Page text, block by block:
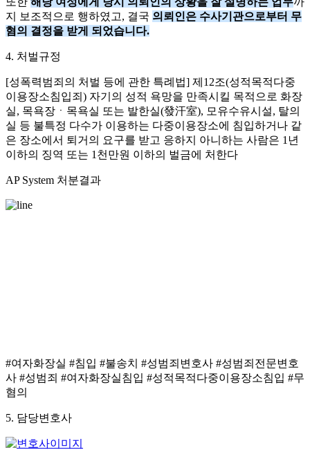
지 보조적으로 행하였고, 결국 의뢰인은 수사기관으로부터 무
혐의 결정을 받게 되었습니다.
4. 처벌규정
[성폭력범죄의 처벌 등에 관한 특례법] 제12조(성적목적다중
이용장소침입죄) 자기의 성적 욕망을 만족시킬 목적으로 화장
실, 목욕장ㆍ목욕실 또는 발한실(發汗室), 모유수유시설, 탈의
실 등 불특정 다수가 이용하는 다중이용장소에 침입하거나 같
은 장소에서 퇴거의 요구를 받고 응하지 아니하는 사람은 1년
이하의 징역 또는 1천만원 이하의 벌금에 처한다
AP System 처분결과
#여자화장실 #침입 #불송치 #성범죄변호사 #성범죄전문변호
사 #성범죄 #여자화장실침입 #성적목적다중이용장소침입 #무
혐의
5. 담당변호사